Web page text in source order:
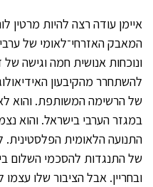
איימן עודה רצה להיות מרטין
המאבק האזרחי־לאומי של
ונוכחות אנושית חמה וגישה
להשתחרר מהקיבעון
של הרשימה המשותפת. והוא
במגזר הערבי בישראל. והוא
התנועה הלאומית הפלסטינית.
של התנגדות להסכמי השלום
ובחריין. אבל הציבור שלו